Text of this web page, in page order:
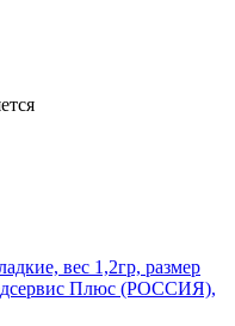
вес 1,2гр, размер
Плюс (РОССИЯ),